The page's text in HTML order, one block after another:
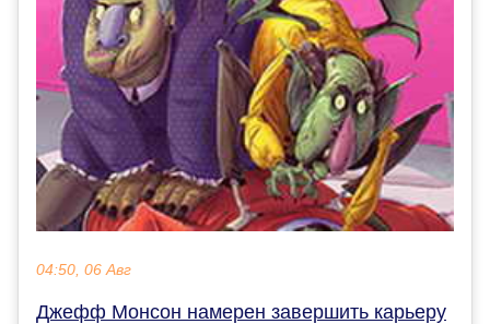
04:50, 06 Авг
Джефф Монсон намерен завершить карьеру